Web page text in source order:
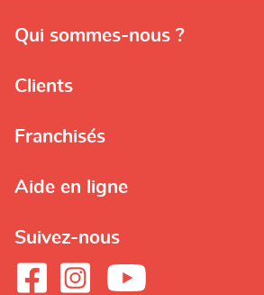
Qui sommes-nous ?
Clients
Franchisés
Aide en ligne
Suivez-nous